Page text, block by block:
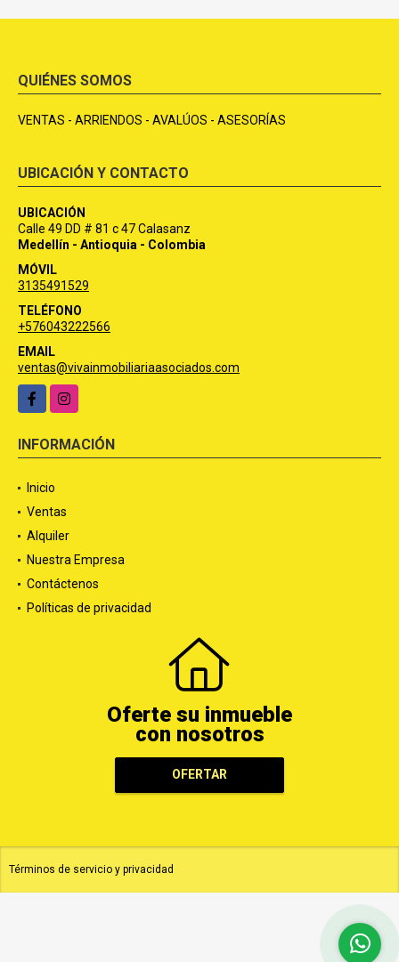
QUIÉNES SOMOS
VENTAS - ARRIENDOS - AVALÚOS - ASESORÍAS
UBICACIÓN Y CONTACTO
UBICACIÓN
Calle 49 DD # 81 c 47 Calasanz
Medellín - Antioquia - Colombia
MÓVIL
3135491529
TELÉFONO
+576043222566
EMAIL
ventas@vivainmobiliariaasociados.com
FacebookInstagram
INFORMACIÓN
Inicio
Ventas
Alquiler
Nuestra Empresa
Contáctenos
Políticas de privacidad
Oferte su inmueble
con nosotros
OFERTAR
Términos de servicio y privacidad